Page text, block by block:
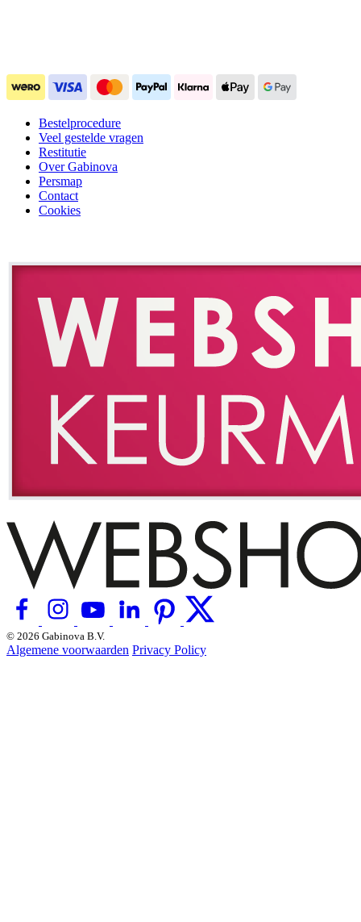
Bestelprocedure
Veel gestelde vragen
Restitutie
Over Gabinova
Persmap
Contact
Cookies
© 2026 Gabinova B.V.
Algemene voorwaarden Privacy Policy